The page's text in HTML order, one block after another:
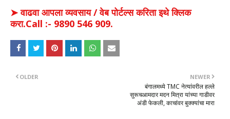
➤ वाढवा आपला व्यवसाय / वेब पोर्टल्स करिता इथे क्लिक
करा.Call :- 9890 546 909.
NEWER
बंगालमध्ये TMC नेत्यांवरील हल्ले
सुरूचआमदार मदन मित्रा यांच्या गाडीवर
अंडी फेकली, काचांवर बुक्क्यांचा मारा
OLDER